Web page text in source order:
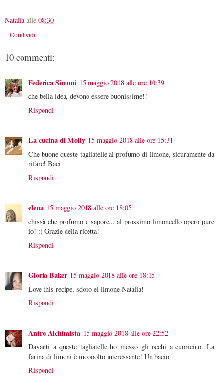
Natalia alle 08:30
Condividi
10 commenti:
Federica Simoni 15 maggio 2018 alle ore 10:39
che bella idea, devono essere buonissime!!
Rispondi
La cucina di Molly 15 maggio 2018 alle ore 15:31
Che buone queste tagliatelle al profumo di limone, sicuramente da
rifare! Baci
Rispondi
elena 15 maggio 2018 alle ore 18:05
chissà che profumo e sapore... al prossimo limoncello opero pure
io! :) Grazie della ricetta!
Rispondi
Gloria Baker 15 maggio 2018 alle ore 18:15
Love this recipe, sdoro el limone Natalia!
Rispondi
Antro Alchimista 15 maggio 2018 alle ore 22:52
Davanti a queste tagliatelle ho messo gli occhi a cuoricino. La
farina di limoni è moooolto interessante! Un bacio
Rispondi